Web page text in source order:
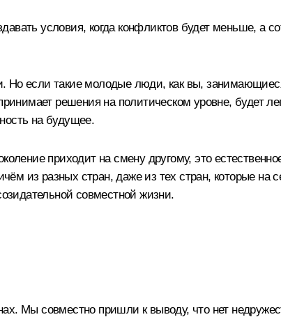
условия, когда конфликтов будет меньше, а
Но если такие молодые люди, как вы,
решения на политическом уровне, будет
на будущее.
приходит на смену другому, это
из разных стран, даже из тех стран, которые на
совместной жизни.
Мы совместно пришли к выводу, что нет